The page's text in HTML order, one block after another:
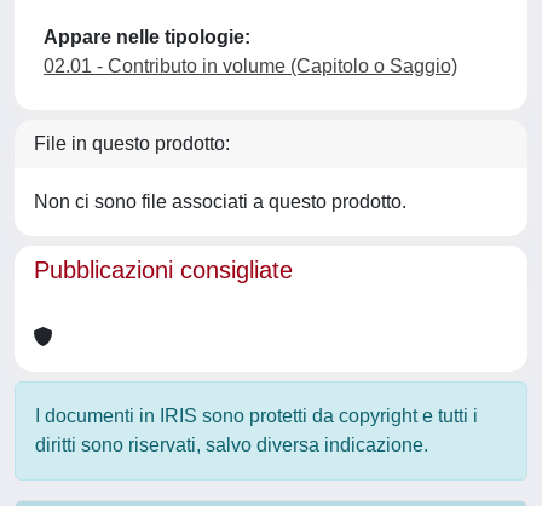
Appare nelle tipologie:
02.01 - Contributo in volume (Capitolo o Saggio)
File in questo prodotto:
Non ci sono file associati a questo prodotto.
Pubblicazioni consigliate
I documenti in IRIS sono protetti da copyright e tutti i
diritti sono riservati, salvo diversa indicazione.